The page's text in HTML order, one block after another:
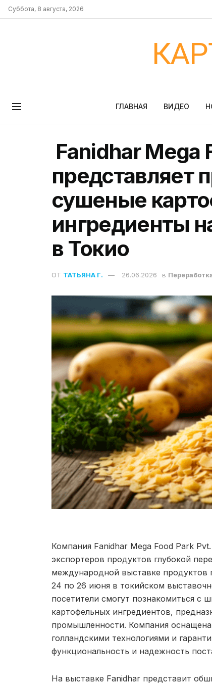
Суббота, 8 августа, 2026
ГЛАВНАЯ ВИДЕО
Fanidhar Mega
представляет
сушеные
ингредиенты
в Токио
ОТ ТАТЬЯНА Г. 26.06.2026 в
Компания Fanidhar Mega Food Park
экспортеров продуктов глубокой
международной выставке продуктов
24 по 26 июня в токийском
посетители смогут познакомиться
картофельных ингредиентов,
промышленности. Компания
голландскими технологиями и
функциональность и надежность
На выставке Fanidhar представит